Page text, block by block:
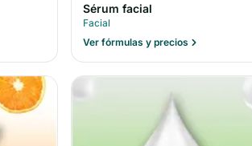
Sérum facial
Facial
Ver fórmulas y precios